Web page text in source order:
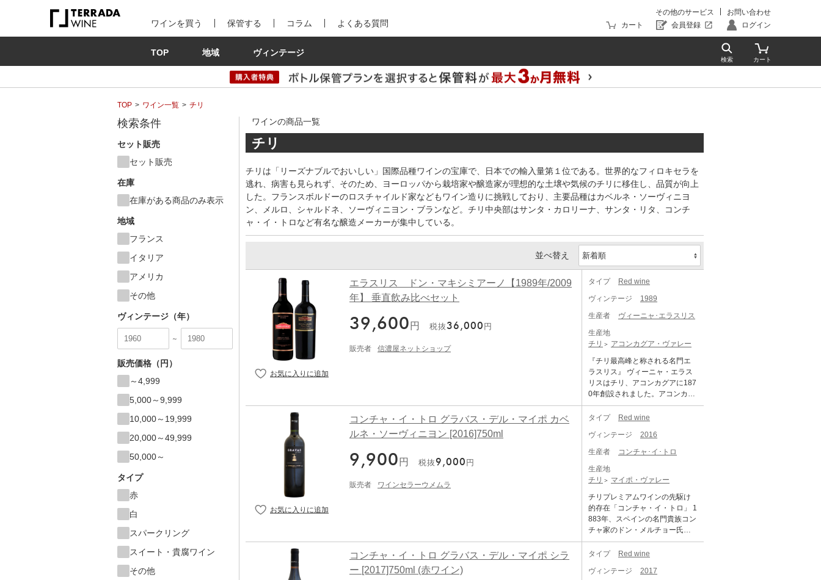
ワインを買う 保管する コラム よくある質問
その他のサービス
お問い合わせ
カート
会員登録 ログイン
TOP 地域 ヴィンテージ
TOP ワイン一覧 チリ
検索条件
セット販売
セット販売
在庫
在庫がある商品のみ表示
地域
フランス
イタリア
アメリカ
その他
ヴィンテージ（年）
～
販売価格（円）
～4,999
5,000～9,999
10,000～19,999
20,000～49,999
50,000～
タイプ
赤
白
スパークリング
スイート・貴腐ワイン
その他
ワインの商品一覧
チリ
チリは「リーズナブルでおいしい」国際品種ワインの宝庫で、日本での輸入量第１位である。世界的なフィロキセラを
逃れ、病害も見られず、そのため、ヨーロッパから栽培家や醸造家が理想的な土壌や気候のチリに移住し、品質が向上
した。フランスボルドーのロスチャイルド家などもワイン造りに挑戦しており、主要品種はカベルネ・ソーヴィニヨ
ン、メルロ、シャルドネ、ソーヴィニヨン・ブランなど。チリ中央部はサンタ・カロリーナ、サンタ・リタ、コンチ
ャ・イ・トロなど有名な醸造メーカーが集中している。
並べ替え
エラスリス ドン・マキシミアーノ【1989年/2009
年】 垂直飲み比べセット
39,600 円 税抜36,000 円
販売者 信濃屋ネットショップ
タイプ
Red wine
ヴィンテージ
1989
生産者
ヴィーニャ･エラスリス
生産地
チリ
アコンカグア・ヴァレー
『チリ最高峰と称される名門エ
ラスリス』 ヴィーニャ・エラス
リスはチリ、アコンカグアに187
0年創設されました。アコンカグ
アは世界屈指のテロワールを持
った、チリで最も高品質なワイ
場所でフランスの初めて植えま
したのがヴィーニャ・エラスリ
ーノ・エラスリスはイニシアテ
ィブと創造力は、後の世代にも
受け継がれ1世紀以上経った今日
も家族経営を守りエラスリスを
世界中で最も注目されるワイン
に成長させるまでに至りまし
ベルリンでジャーナリスト、ソ
ムリエなど36名が ブラインド・
コンチャ・イ・トロ グラバス・デル・マイポ カベ
ルネ・ソーヴィニヨン [2016]750ml
9,900 円 税抜9,000 円
販売者 ワインセラーウメムラ
タイプ
Red wine
ヴィンテージ
2016
生産者
コンチャ･イ･トロ
生産地
チリ
マイポ・ヴァレー
チリプレミアムワインの先駆け
的存在「コンチャ・イ・トロ」 1
883年、スペインの名門貴族コン
チャ家のドン・メルチョー氏
が、ボルドーからブドウの苗を
チリへ持ち込み、ブドウ栽培に
レーにブドウ畑を開拓したの
コンチャ・イ・トロ グラバス・デル・マイポ シラ
ー [2017]750ml (赤ワイン)
タイプ
Red wine
ヴィンテージ
2017